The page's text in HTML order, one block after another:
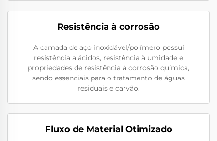
Resistência à corrosão
A camada de aço inoxidável/polímero possui
resistência a ácidos, resistência à umidade e
propriedades de resistência à corrosão química,
sendo essenciais para o tratamento de águas
residuais e carvão.
Fluxo de Material Otimizado